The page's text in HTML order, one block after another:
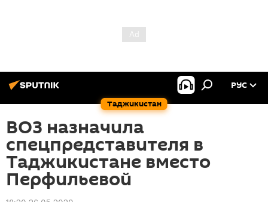
Таджикистан
РУС
ВОЗ назначила
спецпредставителя в
Таджикистане вместо
Перфильевой